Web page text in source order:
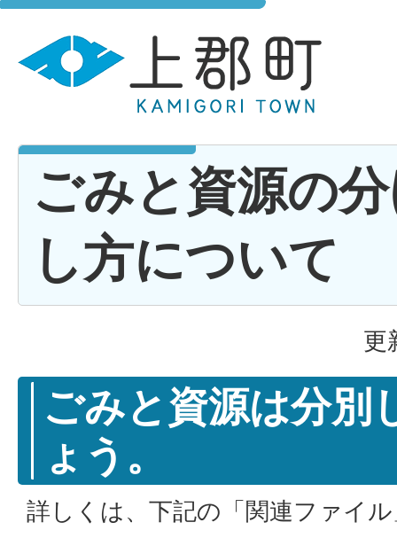
ごみと資源の
し方について
更
ごみと資源は分別
ょう。
詳しくは、下記の「関連ファイ